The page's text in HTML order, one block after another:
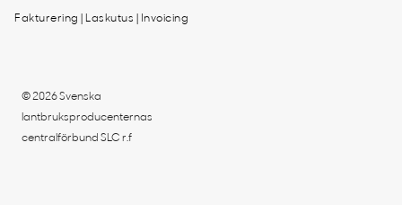
Fakturering | Laskutus | Invoicing
© 2026 Svenska
lantbruksproducenternas
centralförbund SLC r.f